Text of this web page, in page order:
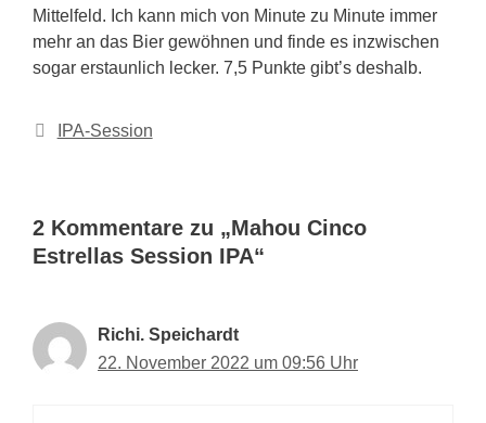
Mittelfeld. Ich kann mich von Minute zu Minute immer
mehr an das Bier gewöhnen und finde es inzwischen
sogar erstaunlich lecker. 7,5 Punkte gibt’s deshalb.
Kategorien
IPA-Session
2 Kommentare zu „Mahou Cinco
Estrellas Session IPA“
Richi. Speichardt
22. November 2022 um 09:56 Uhr